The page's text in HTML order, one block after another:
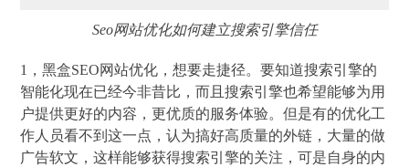
Seo网站优化如何建立搜索引擎信任
1，黑盒SEO网站优化，想要走捷径。要知道搜索引擎的
智能化现在已经今非昔比，而且搜索引擎也希望能够为用
户提供更好的内容，更优质的服务体验。但是有的优化工
作人员看不到这一点，认为搞好高质量的外链，大量的做
广告软文，这样能够获得搜索引擎的关注，可是自身的内